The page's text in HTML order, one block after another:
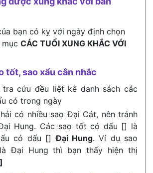
bạn có kỵ với ngày định chọn
CÁC TUỔI XUNG KHẮC VỚI
tốt, sao xấu cân nhắc
tra cứu đều liệt kê danh sách các
có trong ngày
có nhiều sao Đại Cát, nên tránh
Hung. Các sao tốt có dấu [] là
có dấu []Đại Hung. Ví dụ sao
Đại Hung thì bạn thấy hiện thị